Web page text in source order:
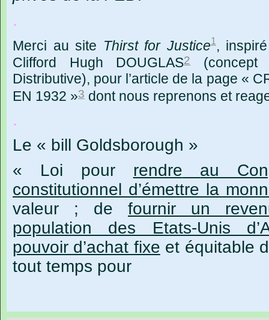
.
Merci au site Thirst for Justice1,
Clifford
Hugh DOUGLAS2
(concept
Distributive), pour l’article de la page «
EN 1932 »3 dont nous reprenons et
.
Le « bill Goldsborough »
« Loi
pour rendre
au
constitutionnel d’émettre la
valeur ; de fournir
un
population des Etats-Unis
pouvoir d’achat fixe et équitable
tout temps pour